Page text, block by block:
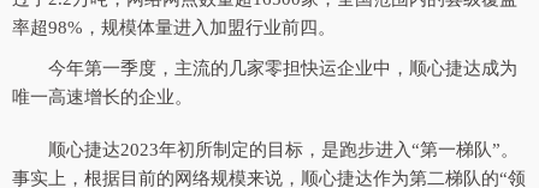
率超98%，规模体量进入加盟行业前四。
今年第一季度，主流的几家零担快运企业中，顺心捷达成为
唯一高速增长的企业。
顺心捷达2023年初所制定的目标，是跑步进入“第一梯队”。
事实上，根据目前的网络规模来说，顺心捷达作为第二梯队的“领